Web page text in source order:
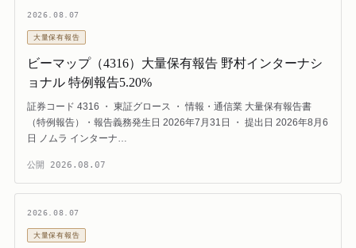
2026.08.07
大量保有報告
ビーマップ（4316）大量保有報告 野村インターナシ
ョナル 特例報告5.20%
証券コード 4316 ・ 東証グロース ・ 情報・通信業 大量保有報告書
（特例報告）・報告義務発生日 2026年7月31日 ・ 提出日 2026年8月6
日 ノムラ インターナ…
公開 2026.08.07
2026.08.07
大量保有報告